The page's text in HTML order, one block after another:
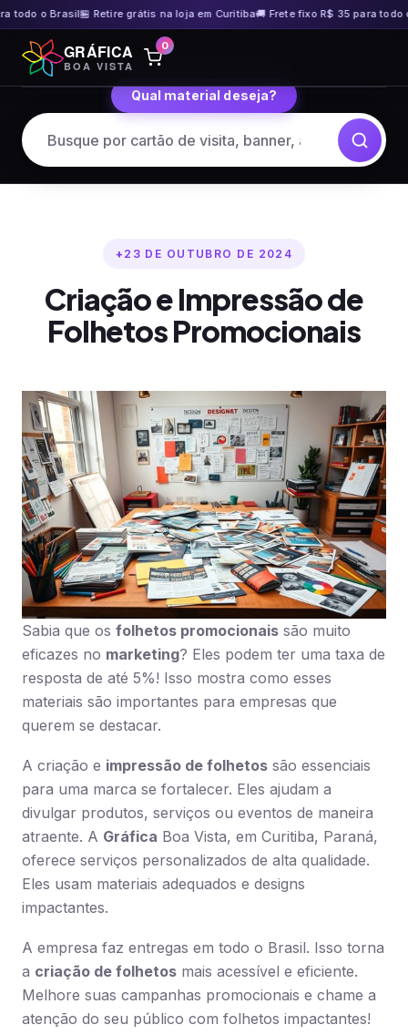
o Brasil🏪 Retire grátis na loja em Curitiba🚚 Frete fixo R$ 35 para todo o
Pular
para
o
GRÁFICA
BOA VISTA
0
Qual material deseja?
23 DE OUTUBRO DE 2024
Criação e Impressão de
Folhetos Promocionais
Sabia que os folhetos promocionais são muito
eficazes no marketing? Eles podem ter uma taxa de
resposta de até 5%! Isso mostra como esses
materiais são importantes para empresas que
querem se destacar.
A criação e impressão de folhetos são essenciais
para uma marca se fortalecer. Eles ajudam a
divulgar produtos, serviços ou eventos de maneira
atraente. A Gráfica Boa Vista, em Curitiba, Paraná,
oferece serviços personalizados de alta qualidade.
Eles usam materiais adequados e designs
impactantes.
A empresa faz entregas em todo o Brasil. Isso torna
a criação de folhetos mais acessível e eficiente.
Melhore suas campanhas promocionais e chame a
atenção do seu público com folhetos impactantes!